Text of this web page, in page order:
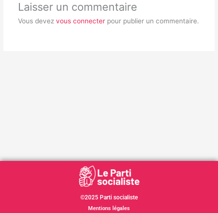
Laisser un commentaire
Vous devez vous connecterpour publier un commentaire.
©2025 Parti socialiste
Mentions légales